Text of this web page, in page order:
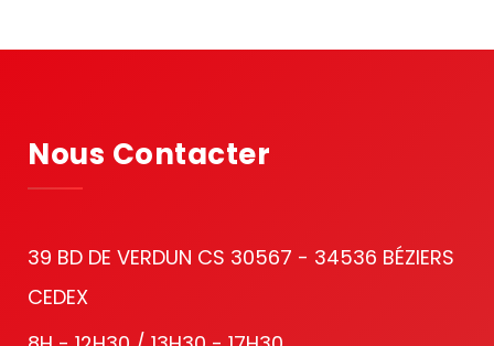
Nous Contacter
39 BD DE VERDUN CS 30567 - 34536 BÉZIERS
CEDEX